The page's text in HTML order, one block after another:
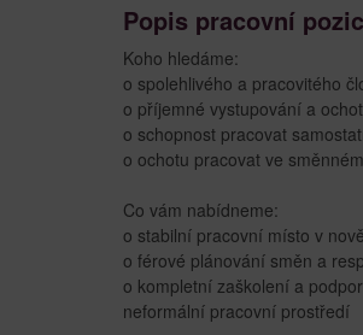
Popis pracovní
Koho hledáme:
o spolehlivého a pracovitého
o příjemné vystupování a
o schopnost pracovat
o ochotu pracovat ve
Co vám nabídneme:
o stabilní pracovní místo v
o férové plánování směn a
o kompletní zaškolení a
neformální pracovní prostředí